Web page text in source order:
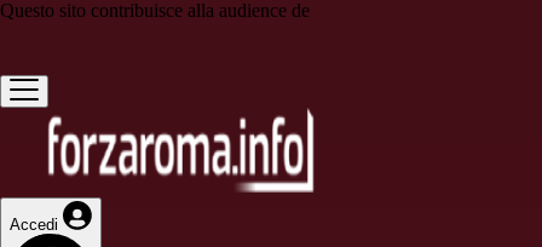
Questo sito contribuisce alla audience de
Accedi